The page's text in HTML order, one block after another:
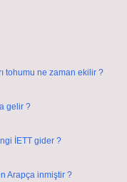
tohumu ne zaman ekilir ?
gelir ?
İETT gider ?
Arapça inmiştir ?